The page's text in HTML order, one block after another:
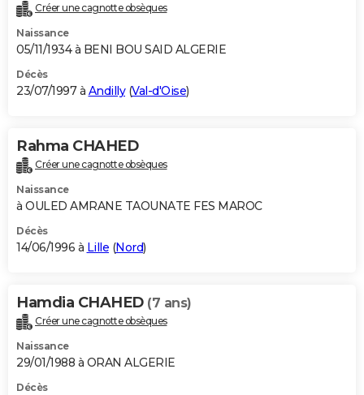
Créer une cagnotte obsèques
Naissance
05/11/1934 à BENI BOU SAID ALGERIE
Décès
23/07/1997 à Andilly(Val-d'Oise)
Rahma CHAHED
Créer une cagnotte obsèques
Naissance
à OULED AMRANE TAOUNATE FES MAROC
Décès
14/06/1996 à Lille (Nord)
Hamdia CHAHED (7 ans)
Créer une cagnotte obsèques
Naissance
29/01/1988 à ORAN ALGERIE
Décès